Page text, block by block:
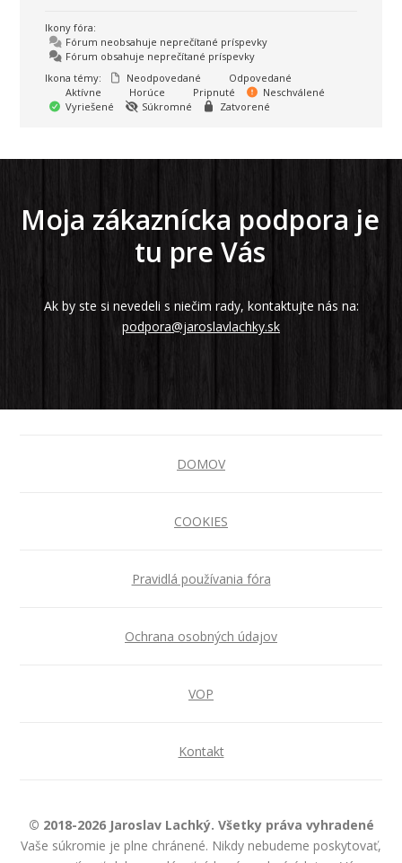
Ikony fóra:
Fórum neobsahuje neprečítané príspevky
Fórum obsahuje neprečítané príspevky
Ikona témy:
Neodpovedané
Odpovedané
Aktívne
Horúce Pripnuté
Neschválené
Vyriešené
Súkromné Zatvorené
Moja zákaznícka podpora je
tu pre Vás
Ak by ste si nevedeli s niečim rady, kontaktujte nás na:
podpora@jaroslavlachky.sk
DOMOV
COOKIES
Pravidlá používania fóra
Ochrana osobných údajov
VOP
Kontakt
© 2018-2026 Jaroslav Lachký. Všetky práva vyhradené
Vaše súkromie je plne chránené. Nikdy nebudeme poskytovať,